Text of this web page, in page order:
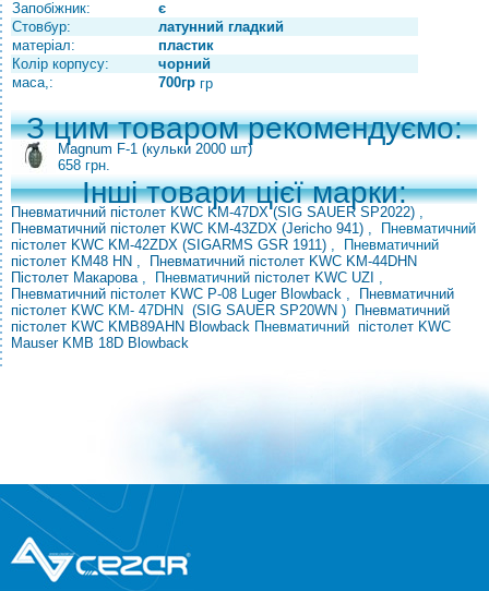
Запобіжник:
є
Стовбур:
латунний гладкий
матеріал:
пластик
Колір корпусу:
чорний
маса,:
700гр гр
З цим товаром рекомендуємо:
Magnum F-1 (кульки 2000 шт)
658 грн.
Інші товари цієї марки:
Пневматичний пістолет KWC KM-47DX (SIG SAUER SP2022) ,
Пневматичний пістолет KWC KM-43ZDX (Jericho 941) , Пневматичний
пістолет KWC KM-42ZDX (SIGARMS GSR 1911) ,
Пневматичний
пістолет KM48 HN ,
Пневматичний пістолет KWC KM-44DHN
Пістолет Макарова , Пневматичний пістолет KWC UZI ,
Пневматичний пістолет KWC P-08 Luger Blowback ,
Пневматичний
пістолет KWC KM- 47DHN (SIG SAUER SP20WN )
Пневматичний
пістолет KWC KMB89AHN Blowback Пневматичний пістолет KWC
Mauser KMB 18D Blowback